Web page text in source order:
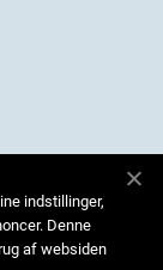
indstillinger,
Denne
af websiden